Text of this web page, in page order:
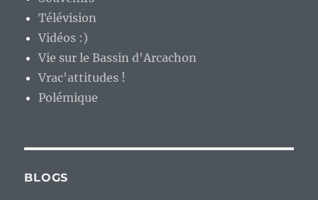
Télévision
Vidéos :)
Vie sur le Bassin d'Arcachon
Vrac'attitudes !
Polémique
BLOGS